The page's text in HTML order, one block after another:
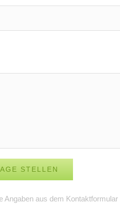
Angaben aus dem